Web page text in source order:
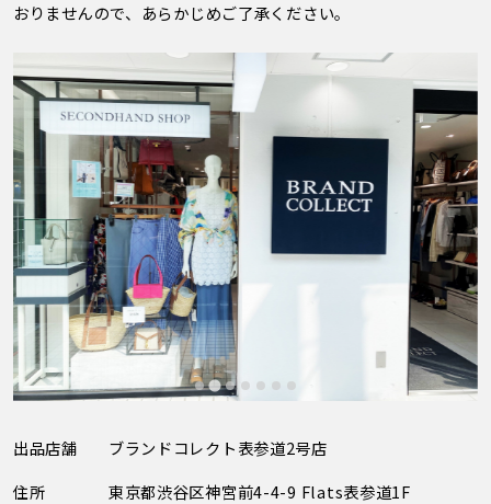
おりませんので、あらかじめご了承ください。
出品店舗
ブランドコレクト表参道2号店
住所
東京都渋谷区神宮前4-4-9 Flats表参道1F